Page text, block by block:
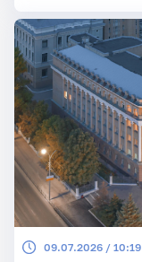
09.07.2026 / 10:19